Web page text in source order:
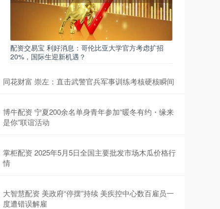
配资交易宝 利好消息：哥伦比亚大学官方考虑扩招
20%，国际生迎新机遇？
同花财富 崇左：直击武警官兵军事训练考核硬核瞬间
博牛配资 宁夏200余名单身青年参加“暖冬有约・缘来
是你”联谊活动
掌柜配资 2025年5月5日全国主要批发市场木瓜价格行
情
大智慧配资 美政府“停摆”持续 美疾控中心数百雇员一
度遭错误解雇